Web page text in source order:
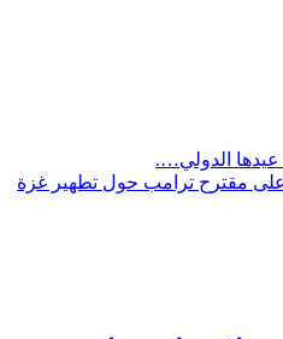
عيدها الدولي….
على مقترح ترامب حول تطهير غزة